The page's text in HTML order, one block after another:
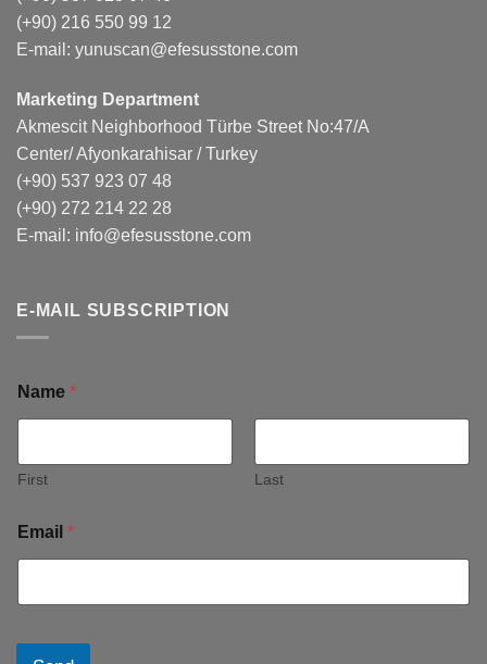
(+90) 216 550 99 12
E-mail: yunuscan@efesusstone.com
Marketing Department
Akmescit Neighborhood Türbe Street No:47/A
Center/ Afyonkarahisar / Turkey
(+90) 537 923 07 48
(+90) 272 214 22 28
E-mail: info@efesusstone.com
E-MAIL SUBSCRIPTION
Name *
First Last
Email *